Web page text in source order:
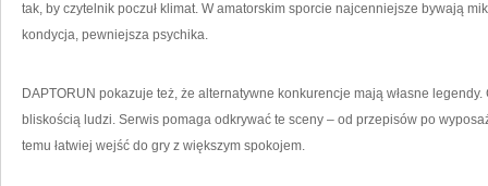
tak, by czytelnik poczuł klimat. W amatorskim sporcie najcenniejsze bywają
kondycja, pewniejsza psychika.
DAPTORUN pokazuje też, że alternatywne konkurencje mają własne
bliskością ludzi. Serwis pomaga odkrywać te sceny – od przepisów po
temu łatwiej wejść do gry z większym spokojem.